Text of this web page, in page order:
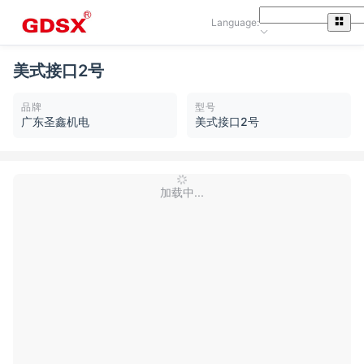
Language:
美式接口2号
品牌
广东圣鑫机电
型号
美式接口2号
加载中...